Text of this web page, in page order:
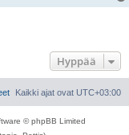
Hyppää
Kaikki ajat ovat UTC+03:00
© phpBB Limited